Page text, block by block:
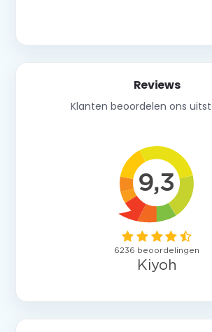
Reviews
Klanten beoordelen ons